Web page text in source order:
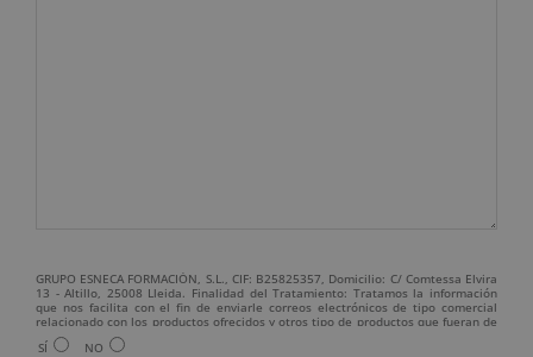
GRUPO ESNECA FORMACIÓN, S.L., CIF: B25825357, Domicilio: C/ Comtessa Elvira
13 - Altillo, 25008 Lleida. Finalidad del Tratamiento: Tratamos la información
que nos facilita con el fin de enviarle correos electrónicos de tipo comercial
relacionado con los productos ofrecidos y otros tipo de productos que fueran de
su interés. Legitimación del tratamiento: Consentimiento del interesado.
Derechos: Puede ejercitar sus derechos identificándose suficientemente,
SÍ NO